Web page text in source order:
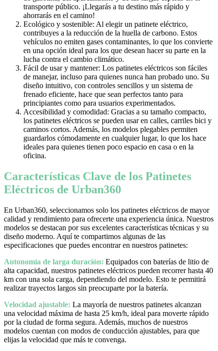
transporte público. ¡Llegarás a tu destino más rápido y
ahorrarás en el camino!
Ecológico y sostenible: Al elegir un patinete eléctrico,
contribuyes a la reducción de la huella de carbono. Estos
vehículos no emiten gases contaminantes, lo que los convierte
en una opción ideal para los que desean hacer su parte en la
lucha contra el cambio climático.
Fácil de usar y mantener: Los patinetes eléctricos son fáciles
de manejar, incluso para quienes nunca han probado uno. Su
diseño intuitivo, con controles sencillos y un sistema de
frenado eficiente, hace que sean perfectos tanto para
principiantes como para usuarios experimentados.
Accesibilidad y comodidad: Gracias a su tamaño compacto,
los patinetes eléctricos se pueden usar en calles, carriles bici y
caminos cortos. Además, los modelos plegables permiten
guardarlos cómodamente en cualquier lugar, lo que los hace
ideales para quienes tienen poco espacio en casa o en la
oficina.
Características Clave de los Patinetes
Eléctricos de Urban360
En Urban360, seleccionamos solo los patinetes eléctricos de mayor
calidad y rendimiento para ofrecerte una experiencia única. Nuestros
modelos se destacan por sus excelentes características técnicas y su
diseño moderno. Aquí te compartimos algunas de las
especificaciones que puedes encontrar en nuestros patinetes:
Autonomía de larga duración: Equipados con baterías de litio de
alta capacidad, nuestros patinetes eléctricos pueden recorrer hasta 40
km con una sola carga, dependiendo del modelo. Esto te permitirá
realizar trayectos largos sin preocuparte por la batería.
Velocidad ajustable: La mayoría de nuestros patinetes alcanzan
una velocidad máxima de hasta 25 km/h, ideal para moverte rápido
por la ciudad de forma segura. Además, muchos de nuestros
modelos cuentan con modos de conducción ajustables, para que
elijas la velocidad que más te convenga.